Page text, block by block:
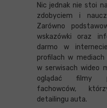
Nic jednak nie stoi
zdobyciem i
Zarówno
wskazówki oraz
darmo w
profilach w mediach
w serwisach wideo
oglądać filmy
fachowców,
detailingu auta.